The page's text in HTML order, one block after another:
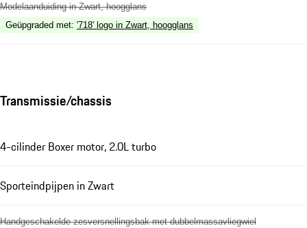
Modelaanduiding in Zwart, hoogglans
Geüpgraded met: '718' logo in Zwart, hoogglans
Transmissie/chassis
4-cilinder Boxer motor, 2.0L turbo
Sporteindpijpen in Zwart
Handgeschakelde zesversnellingsbak met dubbelmassavliegwiel